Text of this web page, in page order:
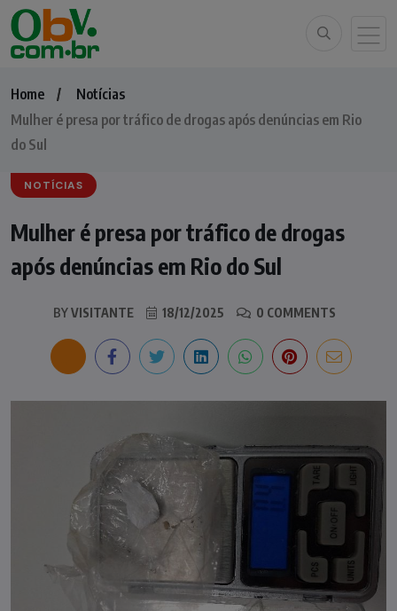
Home
Notícias
Mulher é presa por tráfico de drogas após denúncias em Rio
do Sul
NOTÍCIAS
Mulher é presa por tráfico de drogas
após denúncias em Rio do Sul
BYVISITANTE 18/12/2025 0 COMMENTS